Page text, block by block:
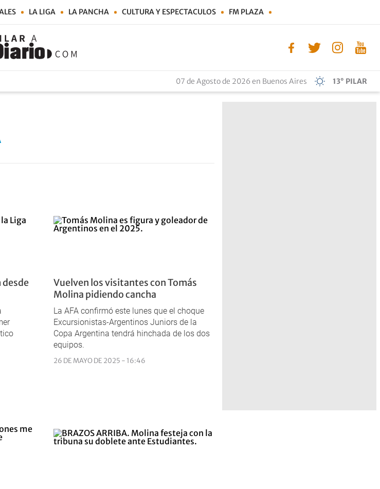
LA LIGA LA PANCHA CULTURA Y ESPECTACULOS FM PLAZA
07 de Agosto de 2026 en Buenos Aires 13° PILAR
desde
Vuelven los visitantes con Tomás
Molina pidiendo cancha
La AFA confirmó este lunes que el choque
Excursionistas-Argentinos Juniors de la
Copa Argentina tendrá hinchada de los dos
equipos.
26 DE MAYO DE 2025 - 16:46